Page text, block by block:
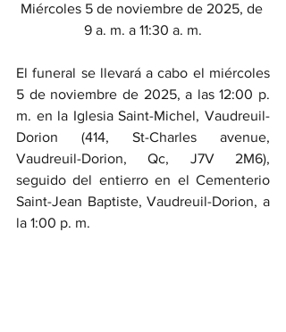
Miércoles 5 de noviembre de 2025, de
9 a. m. a 11:30 a. m.
El funeral se llevará a cabo el miércoles
5 de noviembre de 2025, a las 12:00 p.
m. en la Iglesia Saint-Michel, Vaudreuil-
Dorion (414, St-Charles avenue,
Vaudreuil-Dorion, Qc, J7V 2M6),
seguido del entierro en el Cementerio
Saint-Jean Baptiste, Vaudreuil-Dorion, a
la 1:00 p. m.